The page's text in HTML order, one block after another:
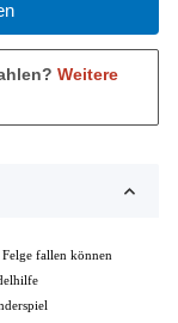
Weitere
fallen können